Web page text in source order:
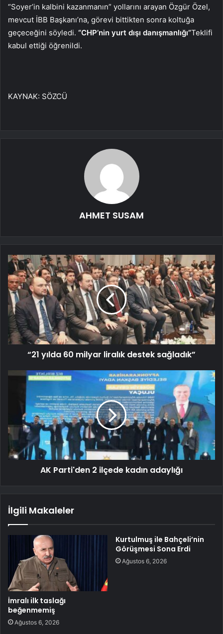
“Soyer’in kalbini kazanmanın” yollarını arayan Özgür Özel,
mevcut İBB Başkanı’na, görevi bittikten sonra koltuğa
geçeceğini söyledi. “CHP’nin yurt dışı danışmanlığı”Teklifi
kabul ettiği öğrenildi.
KAYNAK: SÖZCÜ
AHMET SUSAM
“21 yılda 60 milyar liralık destek sağladık”
AK Parti'den 2 ilçede kadın adaylığı
İlgili Makaleler
İmralı ilk taslağı
beğenmemiş
Ağustos 6, 2026
Kurtulmuş ile Bahçeli’nin
Görüşmesi Sona Erdi
Ağustos 6, 2026